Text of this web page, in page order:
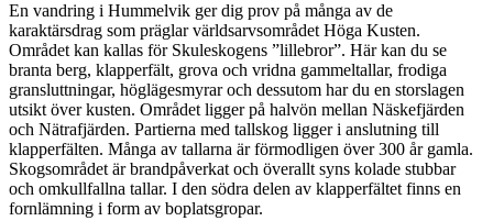
En vandring i Hummelvik ger dig prov på många av de
karaktärsdrag som präglar världsarvsområdet Höga Kusten.
Området kan kallas för Skuleskogens ”lillebror”. Här kan du se
branta berg, klapperfält, grova och vridna gammeltallar, frodiga
gransluttningar, höglägesmyrar och dessutom har du en storslagen
utsikt över kusten. Området ligger på halvön mellan Näskefjärden
och Nätrafjärden. Partierna med tallskog ligger i anslutning till
klapperfälten. Många av tallarna är förmodligen över 300 år gamla.
Skogsområdet är brandpåverkat och överallt syns kolade stubbar
och omkullfallna tallar. I den södra delen av klapperfältet finns en
fornlämning i form av boplatsgropar.